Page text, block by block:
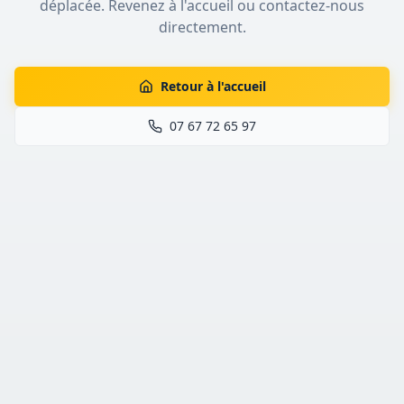
déplacée. Revenez à l'accueil ou contactez-nous
directement.
Retour à l'accueil
07 67 72 65 97